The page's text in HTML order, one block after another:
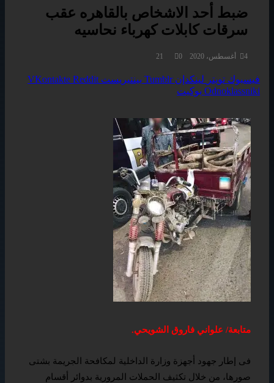
ضبط أحد الاشخاص بالقاهره عقب
سرقات كابلات كهرباء نحاسيه
4 أغسطس، 2020 0
21
فيسبوك تويتر لينكدإن بينتيريست
Odnoklassniki بوكيت
متابعة/ علواني فاروق الشويحي.
فى إطار جهود أجهزة وزارة الداخلية لمكافحة الجريمة بشتى
صورها، من خلال تكثيف الحملات المرورية بدوائر أقسام